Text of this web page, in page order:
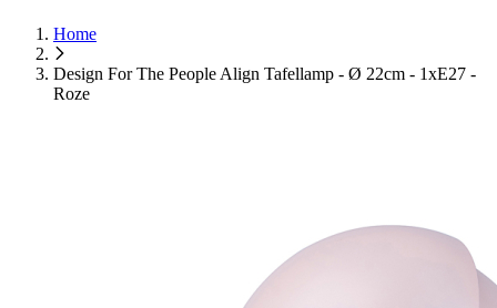
Home
Design For The People Align Tafellamp - Ø 22cm - 1xE27 -
Roze